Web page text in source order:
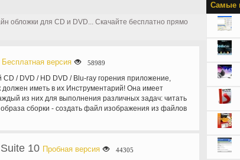
обложки для CD и DVD... Скачайте бесплатно прямо
Бесплатная версия 58989
CD / DVD / HD DVD / Blu-ray горения приложение,
должен иметь в их Инструментарий! Она имеет
из них для выполнения различных задач: читать
сборки - создать файл изображения из файлов
изображения для обеспечения фактических
10 Пробная версия 44305
Самые